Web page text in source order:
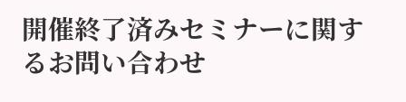
開催終了済みセミナーに関す
るお問い合わせ